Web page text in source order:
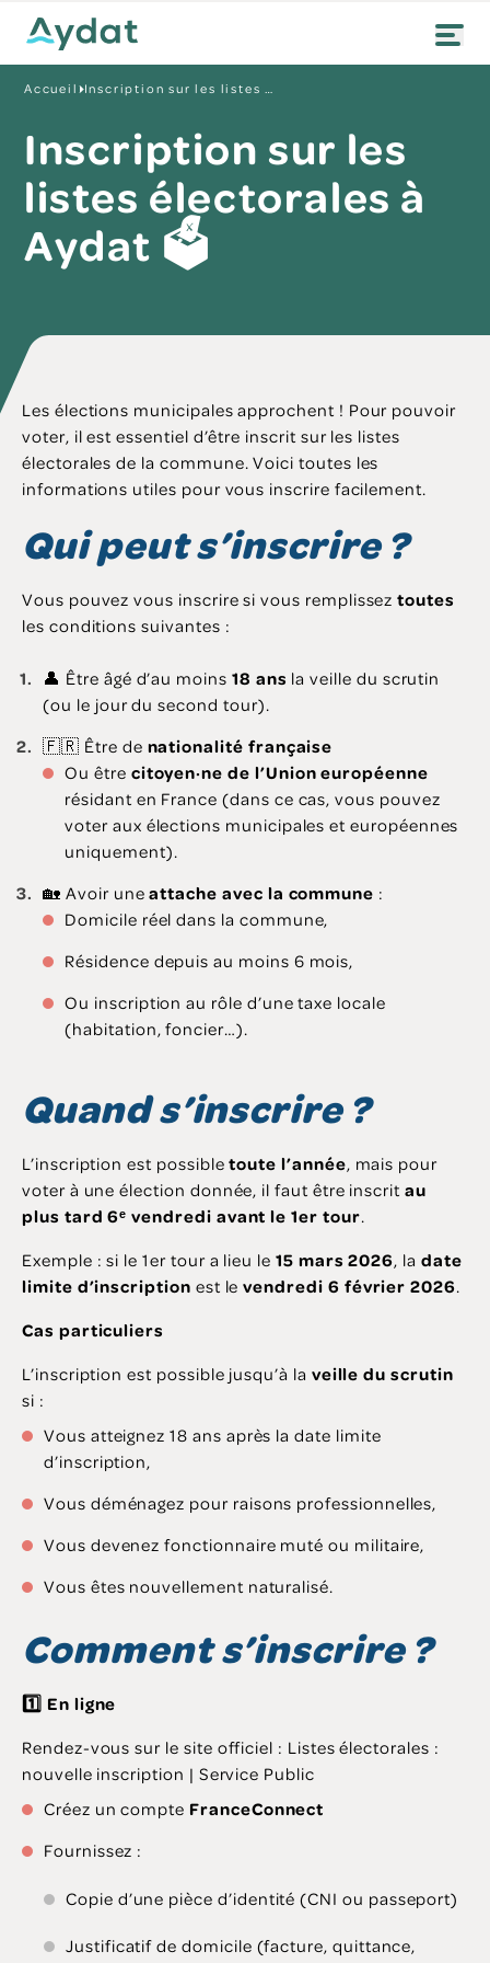
Accueil Inscription sur les listes électorales à Aydat 🗳️
Inscription sur les
listes électorales à
Aydat 🗳️
Les élections municipales approchent ! Pour pouvoir
voter, il est essentiel d’être inscrit sur les listes
électorales de la commune. Voici toutes les
informations utiles pour vous inscrire facilement.
Qui peut s’inscrire ?
Vous pouvez vous inscrire si vous remplisseztoutes
les conditions suivantes :
👤 Être âgé d’au moins 18 ans la veille du scrutin
(ou le jour du second tour).
🇫🇷 Être de nationalité française
Ou être citoyen·ne de l’Union européenne
résidant en France (dans ce cas, vous pouvez
voter aux élections municipales et européennes
uniquement).
🏡 Avoir uneattache avec la commune :
Domicile réel dans la commune,
Résidence depuis au moins 6 mois,
Ou inscription au rôle d’une taxe locale
(habitation, foncier…).
Quand s’inscrire ?
L’inscription est possibletoute l’année, mais pour
voter à une élection donnée, il faut être inscritau
plus tard 6ᵉ vendredi avant le 1er tour.
Exemple : si le 1er tour a lieu le 15 mars 2026, la date
limite d’inscription est levendredi 6 février 2026.
Cas particuliers
L’inscription est possible jusqu’à la veille du scrutin
si :
Vous atteignez 18 ans après la date limite
d’inscription,
Vous déménagez pour raisons professionnelles,
Vous devenez fonctionnaire muté ou militaire,
Vous êtes nouvellement naturalisé.
Comment s’inscrire ?
1️ ⃣ En ligne
Rendez-vous sur le site officiel : Listes électorales :
nouvelle inscription | Service Public
Créez un compte FranceConnect
Fournissez :
Copie d’une pièce d’identité (CNI ou passeport)
Justificatif de domicile (facture, quittance,